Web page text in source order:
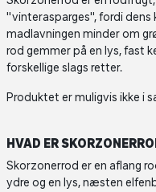
"vinterasparges", fordi dens
madlavningen minder om
rod gemmer på en lys, fast
forskellige slags retter.
Produktet er muligvis ikke i
HVAD ER
Skorzonerrod er en aflang
ydre og en lys, næsten